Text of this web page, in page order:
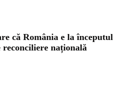
că România e la începutul
națională